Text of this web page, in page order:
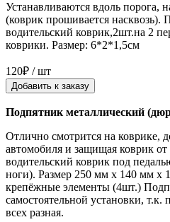
Устанавливаются вдоль порога,
(коврик прошивается насквозь).
водительский коврик,2шт.на 2
коврики. Размер: 6*2*1,5см
120₽ / шт
Добавить к заказу
Подпятник металлический
Отлично смотрится на коврике,
автомобиля и защищая коврик от
водительский коврик под
ноги). Размер 250 мм x 140 мм x
крепёжные элементы (4шт.)
самостоятельной установки, т.к.
всех разная.